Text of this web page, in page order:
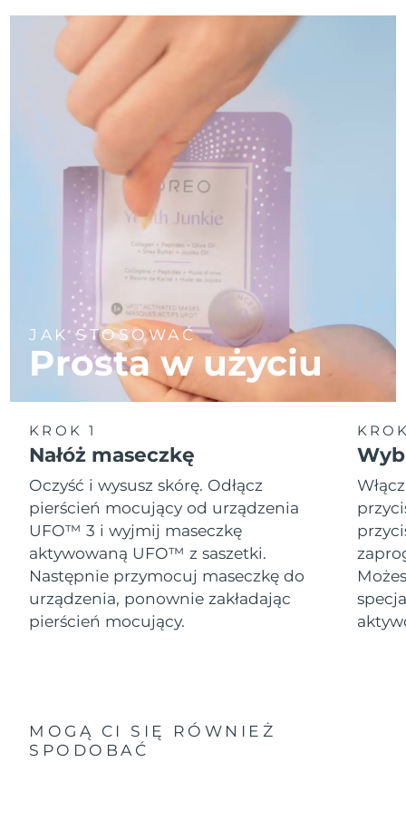
JAK STOSOWAĆ
Prosta w użyciu
KROK 1
Nałóż maseczkę
Oczyść i wysusz skórę. Odłącz
pierścień mocujący od urządzenia
UFO™ 3 i wyjmij maseczkę
aktywowaną UFO™ z saszetki.
Następnie przymocuj maseczkę do
urządzenia, ponownie zakładając
pierścień mocujący.
MOGĄ CI SIĘ RÓWNIEŻ
SPODOBAĆ